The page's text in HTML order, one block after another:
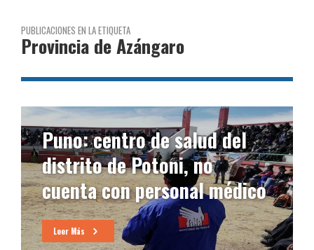
PUBLICACIONES EN LA ETIQUETA
Provincia de Azángaro
Preparan actividades
virtuales y semipresenciales
por los 435 aniversario de
Azángaro